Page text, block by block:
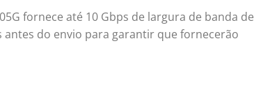
fornece até 10 Gbps de largura de banda de
antes do envio para garantir que fornecerão